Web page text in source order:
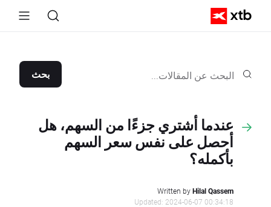
بحث
عندما أشتري جزءًا من السهم، هل
أحصل على نفس سعر السهم
بأكمله؟
Written byHilal Qassem
Updated: 2024-06-07 00:34:18